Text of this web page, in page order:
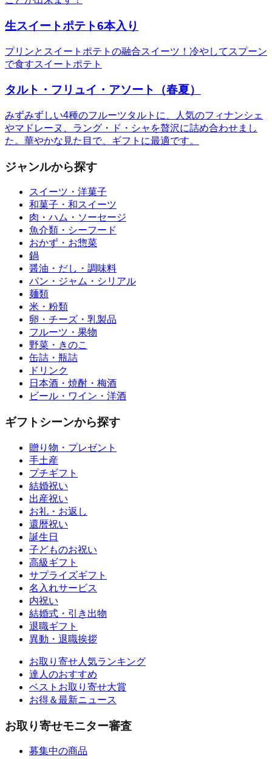
生スイートポテト6本入り
プリンとスイートポテトの融合スイーツ！冷やしてスプーン
で食すスイートポテト
タルト・フリュイ・アソート（春夏）
みずみずしい4種のフルーツタルトに、人気のフィナンシェ
やマドレーヌ、ラング・ド・シャを贅沢に詰め合わせまし
た。華やかな見た目で、ギフトに最適です。
ジャンルから探す
スイーツ・洋菓子
和菓子・和スイーツ
肉・ハム・ソーセージ
魚介類・シーフード
おかず・お惣菜
鍋
醤油・だし・調味料
パン・ジャム・シリアル
麺類
米・粉類
卵・チーズ・乳製品
フルーツ・果物
野菜・きのこ
缶詰・瓶詰
ドリンク
日本酒・焼酎・梅酒
ビール・ワイン・洋酒
ギフトシーンから探す
贈り物・プレゼント
手土産
プチギフト
結婚祝い
出産祝い
お礼・お返し
還暦祝い
誕生日
子どものお祝い
高級ギフト
サプライズギフト
名入れサービス
内祝い
結婚式・引き出物
退職ギフト
異動・退職挨拶
お取り寄せ人気ランキング
達人のおすすめ
ベストお取り寄せ大賞
お得＆最新ニュース
お取り寄せモニター審査
募集中の商品